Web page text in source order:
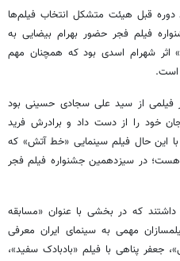
دوره قبل هیئت متشکل انتخاب فیلم‌ها
فیلم فجر حضور بهرام بیضایی به
اثر شهرام اسدی بود که همچنان مهم
است.
فیلمی از سید علی سجادی حسینی بود
خود را از دست داد و برادرش فرید
این حال فیلم سینمایی «خط آتش» که
در سیزدهمین جشنواره فیلم فجر
که در بخشی با عنوان «مسابقه
مهمی به سینمای ایران معرفی
جعفر پناهی با فیلم «بادبادک سفید»،